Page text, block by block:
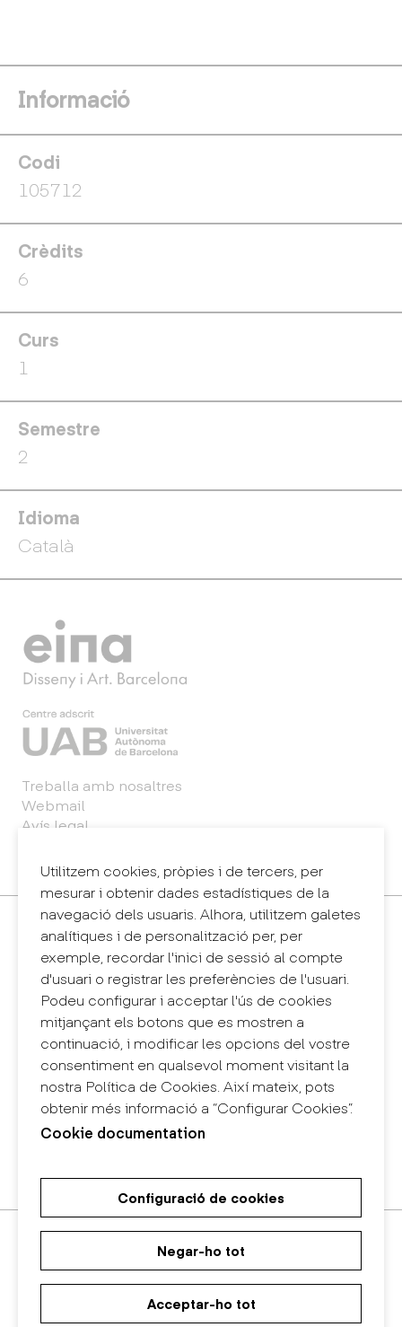
Informació
Codi
105712
Crèdits
6
Curs
1
Semestre
2
Idioma
Català
Utilitzem cookies, pròpies i de tercers, per
mesurar i obtenir dades estadístiques de la
navegació dels usuaris. Alhora, utilitzem galetes
analítiques i de personalització per, per
exemple, recordar l'inici de sessió al compte
d'usuari o registrar les preferències de l'usuari.
Podeu configurar i acceptar l'ús de cookies
mitjançant els botons que es mostren a
continuació, i modificar les opcions del vostre
consentiment en qualsevol moment visitant la
nostra Política de Cookies. Així mateix, pots
obtenir més informació a “Configurar Cookies”.
Cookie documentation
Configuració de cookies
Negar-ho tot
Acceptar-ho tot
Treballa amb nosaltres
Webmail
Avís legal
Sintema intern d'informació (canal de denúncies)
Contacte
+34 932 030 923
info@eina.cat
Eina Sentmenat
Passeig Santa Eulàlia, 25
08017 Barcelona
+34 672 31 86 57
Eina Bosc
Carrer del Bosc, 2
+34 675 78 48 03